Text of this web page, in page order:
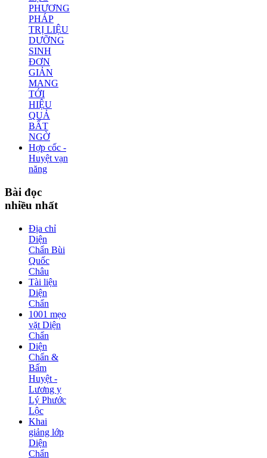
PHƯƠNG
PHÁP
TRỊ LIỆU
DƯỠNG
SINH
ĐƠN
GIẢN
MANG
TỚI
HIỆU
QUẢ
BẤT
NGỜ
Hợp cốc -
Huyệt vạn
năng
Bài đọc
nhiều nhất
Địa chỉ
Diện
Chẩn Bùi
Quốc
Châu
Tài liệu
Diện
Chẩn
1001 mẹo
vặt Diện
Chẩn
Diện
Chẩn &
Bấm
Huyệt -
Lương y
Lý Phước
Lộc
Khai
giảng lớp
Diện
Chẩn